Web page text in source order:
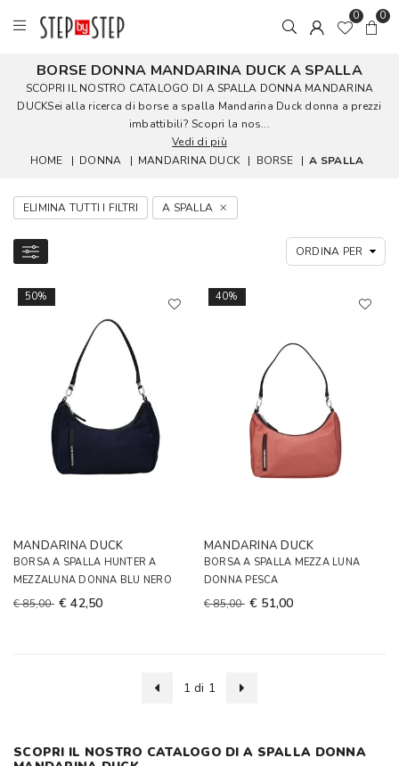
0 0
BORSE DONNA MANDARINA DUCK A SPALLA
SCOPRI IL NOSTRO CATALOGO DI A SPALLA DONNA MANDARINA
DUCKSei alla ricerca di borse a spalla Mandarina Duck donna a prezzi
imbattibili? Scopri la nos...
Vedi di più
HOME
| DONNA | MANDARINA DUCK | BORSE | A SPALLA
ELIMINA TUTTI I FILTRI A SPALLA
50%
MANDARINA DUCK
BORSA A SPALLA HUNTER A
MEZZALUNA DONNA BLU NERO
€ 85,00 € 42,50
40%
MANDARINA DUCK
BORSA A SPALLA MEZZA LUNA
DONNA PESCA
€ 85,00 € 51,00
1 di 1
SCOPRI IL NOSTRO CATALOGO DI A SPALLA DONNA